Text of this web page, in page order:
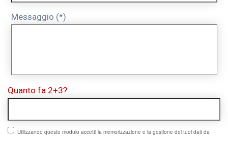
Messaggio (*)
Quanto fa 2+3?
Utilizzando questo modulo accetti la memorizzazione e la gestione dei tuoi dati da